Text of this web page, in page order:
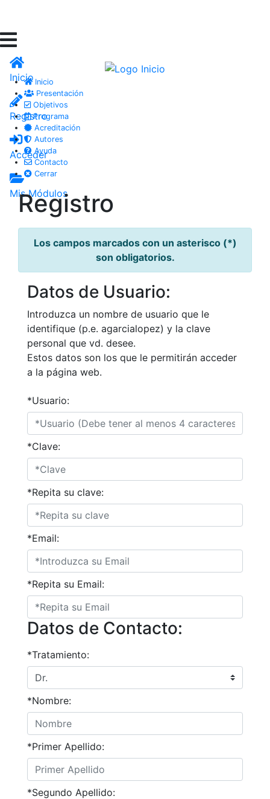
Inicio
Registro
Acceder
Mis Módulos
Inicio
Presentación
Objetivos
Programa
Acreditación
Autores
Ayuda
Contacto
Cerrar
Registro
Los campos marcados con un asterisco (*)
son obligatorios.
Datos de Usuario:
Introduzca un nombre de usuario que le
identifique (p.e. agarcialopez) y la clave
personal que vd. desee.
Estos datos son los que le permitirán acceder
a la página web.
*Usuario:
*Clave:
*Repita su clave:
*Email:
*Repita su Email:
Datos de Contacto:
*Tratamiento:
*Nombre:
*Primer Apellido:
*Segundo Apellido: